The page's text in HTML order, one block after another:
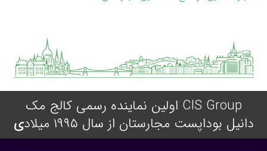
CIS Group اولین نماینده رسمی کالج مک
دانیل بوداپست مجارستان از سال ۱۹۹۵ میلاد
ی